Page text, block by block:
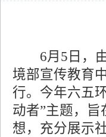
6月5日，由
境部宣传教育
行。今年六五
动者”主题，
想，充分展示